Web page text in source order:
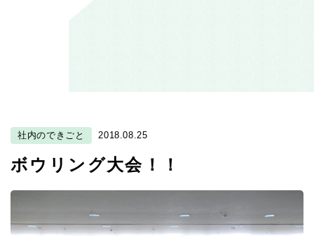
社内のできごと 2018.08.25
ボウリング大会！！